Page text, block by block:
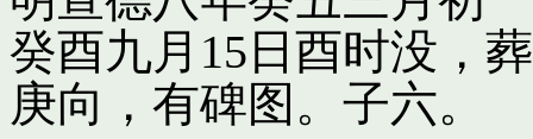
癸酉九月15日酉时没，
庚向，有碑图。子六。